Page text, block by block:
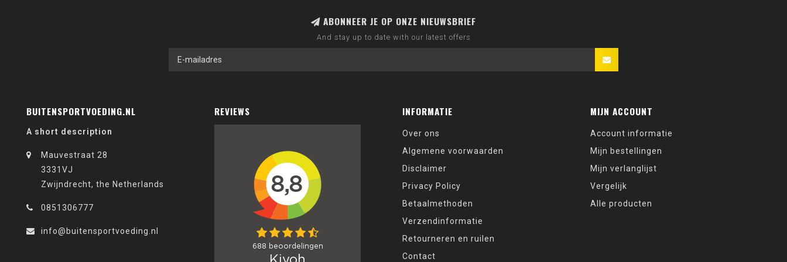
ABONNEER JE OP ONZE NIEUWSBRIEF
And stay up to date with our latest offers
BUITENSPORTVOEDING.NL
A short description
Mauvestraat 28
3331VJ
Zwijndrecht, the Netherlands
0851306777
info@buitensportvoeding.nl
REVIEWS INFORMATIE
Over ons
Algemene voorwaarden
Disclaimer
Privacy Policy
Betaalmethoden
Verzendinformatie
Retourneren en ruilen
Contact
MIJN ACCOUNT
Account informatie
Mijn bestellingen
Mijn verlanglijst
Vergelijk
Alle producten